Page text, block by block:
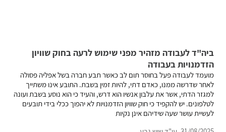
ביה"ד לעבודה מזהיר מפני שימוש לרעה בחוק שוויון
הזדמנויות בעבודה
מועמד לעבודה פעל בחוסר תום לב כאשר תבע חברה בשל אפליה פסולה
לאחר שדרשה ממנו, כאדם דתי, להיות זמין בשבת. התובע אינו משתייך
למגזר הדתי, אשר את עלבון אנשיו הוא דרש, והעיד כי הוא נוסע בשבת ועונה
לטלפונים. יש להקפיד כי חוק שוויון הזדמנויות לא יהפוך ככלי בידי תובעים
לעשיית עושר שעה שידיהם אינן נקיות